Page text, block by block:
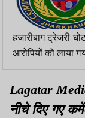
हजारीबाग ट्रेजरी
आरोपियों को लाया
ऑफिस, दो दिन तक
पूछताछ
Lagatar
नीचे दिए गए